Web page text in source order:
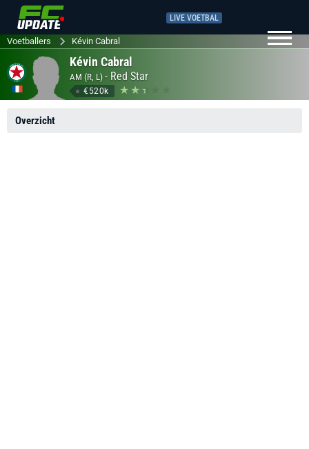
LIVE VOETBAL
Voetballers Kévin Cabral
Kévin Cabral
AM (R, L) - Red Star
€520k
Overzicht